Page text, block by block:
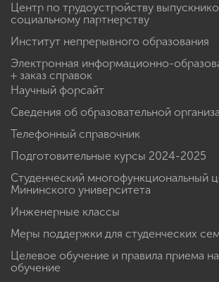
Центр по трудоустройству
социальному партнерству
Институт непрерывного образования
Электронная информационно-
+ заказ справок
Научный форсайт
Сведения об образовательной
Телефонный справочник
Подготовительные курсы 2024-2025
Студенческий многофункциональный
Мининского университета
Инженерные классы
Меры поддержки для студенческих
Целевое обучение и правила приема
обучение